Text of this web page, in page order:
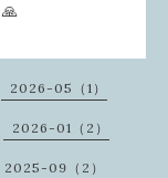
2026-05（1）
2026-01（2）
2025-09（2）